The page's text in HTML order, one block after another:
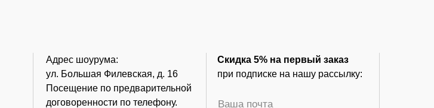
Скидка 5% на первый заказ
при подписке на нашу рассылку:
Адрес шоурума:
ул. Большая Филевская, д. 16
Посещение по предварительной
договоренности по телефону.